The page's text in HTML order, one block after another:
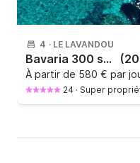
4 · LE LAVANDOU
Bavaria 300 sport
À partir de 580 € par
24 · Super